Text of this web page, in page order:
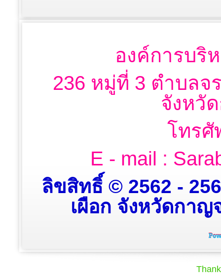
องค์การบริ
236 หมู่ที่ 3 ตำบลจ
จังหวั
โทรศั
E - mail :
ลิขสิทธิ์ © 2562 -
เผือก จังหวัดกา